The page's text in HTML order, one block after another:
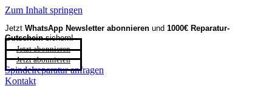
Zum Inhalt springen
Jetzt WhatsApp Newsletter abonnieren und 1000€ Reparatur-
Gutscheinsichern!
Jetzt abonnieren
Jetzt abonnieren
Spindelreparatur anfragen
Kontakt